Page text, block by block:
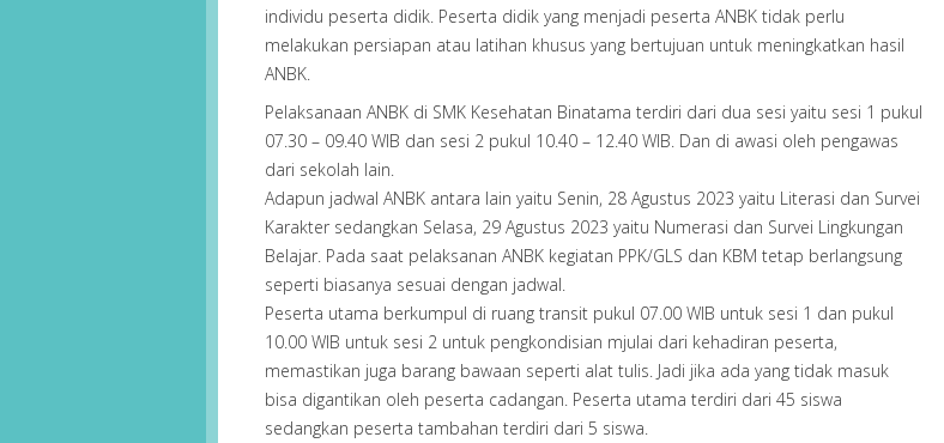
individu peserta didik. Peserta didik yang menjadi peserta ANBK tidak perlu
melakukan persiapan atau latihan khusus yang bertujuan untuk meningkatkan hasil
ANBK.
Pelaksanaan ANBK di SMK Kesehatan Binatama terdiri dari dua sesi yaitu sesi 1 pukul
07.30 – 09.40 WIB dan sesi 2 pukul 10.40 – 12.40 WIB. Dan di awasi oleh pengawas
dari sekolah lain.
Adapun jadwal ANBK antara lain yaitu Senin, 28 Agustus 2023 yaitu Literasi dan Survei
Karakter sedangkan Selasa, 29 Agustus 2023 yaitu Numerasi dan Survei Lingkungan
Belajar. Pada saat pelaksanan ANBK kegiatan PPK/GLS dan KBM tetap berlangsung
seperti biasanya sesuai dengan jadwal.
Peserta utama berkumpul di ruang transit pukul 07.00 WIB untuk sesi 1 dan pukul
10.00 WIB untuk sesi 2 untuk pengkondisian mjulai dari kehadiran peserta,
memastikan juga barang bawaan seperti alat tulis. Jadi jika ada yang tidak masuk
bisa digantikan oleh peserta cadangan. Peserta utama terdiri dari 45 siswa
sedangkan peserta tambahan terdiri dari 5 siswa.